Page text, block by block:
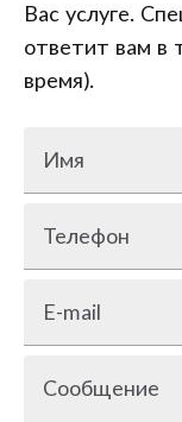
Вас услуге.
ответит вам в
время).
Имя
Телефон
E-mail
Сообщение